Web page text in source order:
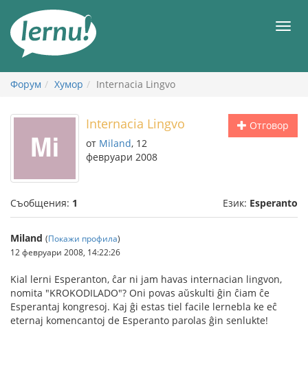
съдържанието
Форум Хумор Internacia Lingvo
Отговор
Internacia Lingvo
от Miland, 12
февруари 2008
Съобщения: 1 Език: Esperanto
Miland (Покажи профила)
12 февруари 2008, 14:22:26
Kial lerni Esperanton, ĉar ni jam havas internacian lingvon,
nomita "KROKODILADO"? Oni povas aŭskulti ĝin ĉiam ĉe
Esperantaj kongresoj. Kaj ĝi estas tiel facile lernebla ke eĉ
eternaj komencantoj de Esperanto parolas ĝin senlukte!